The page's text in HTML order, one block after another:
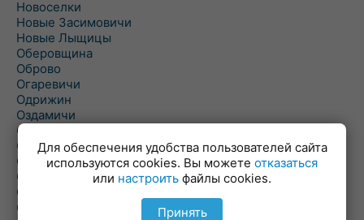
Новоселки
Новые Засимовичи
Новые Лыщицы
Оберовщина
Оброво
Огаревичи
Одрижин
Оздамичи
Озяты
Олтуш
Ольманы
Ольпень
Ольшаны
Омельная
Для обеспечения удобства пользователей сайта
используются cookies. Вы можете отказаться
или настроить файлы cookies.
Принять